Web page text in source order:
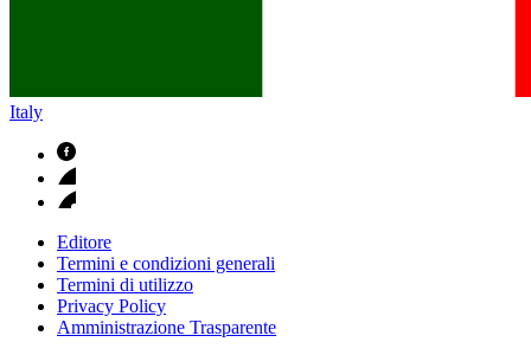
Italy
Editore
Termini e condizioni generali
Termini di utilizzo
Privacy Policy
Amministrazione Trasparente